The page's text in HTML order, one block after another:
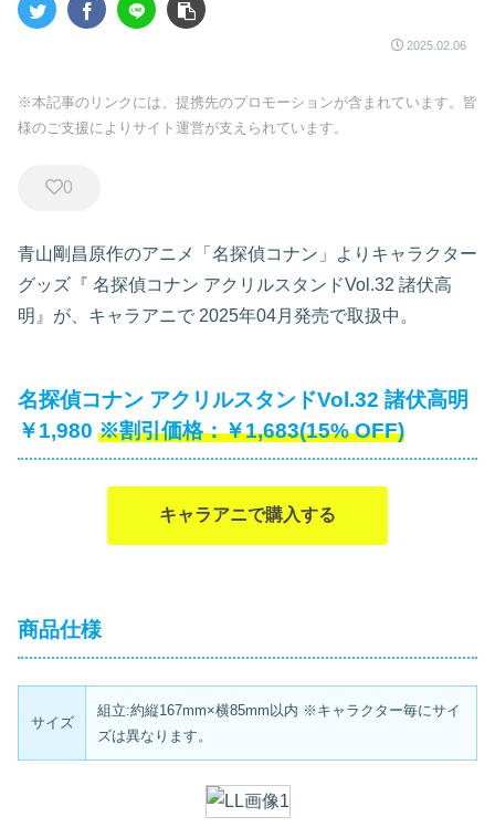
2025.02.06
※本記事のリンクには、提携先のプロモーションが含まれています。皆
様のご支援によりサイト運営が支えられています。
0
青山剛昌原作のアニメ「名探偵コナン」よりキャラクター
グッズ『 名探偵コナン アクリルスタンドVol.32 諸伏高
明』が、キャラアニで 2025年04月発売で取扱中。
名探偵コナン アクリルスタンドVol.32 諸伏高明
￥1,980
￥1,683(15% OFF)
キャラアニで購入する
商品仕様
サイズ
組立:約縦167mm×横85mm以内 ※キャラクター毎にサイ
ズは異なります。